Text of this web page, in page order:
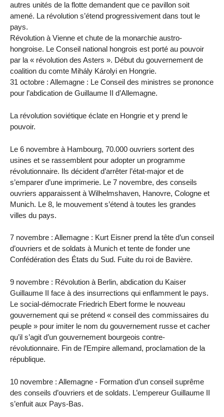
autres unités de la flotte demandent que ce pavillon soit
amené. La révolution s’étend progressivement dans tout le
pays.
Révolution à Vienne et chute de la monarchie austro-
hongroise. Le Conseil national hongrois est porté au pouvoir
par la « révolution des Asters ». Début du gouvernement de
coalition du comte Mihály Károlyi en Hongrie.
31 octobre : Allemagne : Le Conseil des ministres se prononce
pour l’abdication de Guillaume II d’Allemagne.
La révolution soviétique éclate en Hongrie et y prend le
pouvoir.
Le 6 novembre à Hambourg, 70.000 ouvriers sortent des
usines et se rassemblent pour adopter un programme
révolutionnaire. Ils décident d’arrêter l’état-major et de
s’emparer d’une imprimerie. Le 7 novembre, des conseils
ouvriers apparaissent à Wilhelmshaven, Hanovre, Cologne et
Munich. Le 8, le mouvement s’étend à toutes les grandes
villes du pays.
7 novembre : Allemagne : Kurt Eisner prend la tête d’un conseil
d’ouvriers et de soldats à Munich et tente de fonder une
Confédération des États du Sud. Fuite du roi de Bavière.
9 novembre : Révolution à Berlin, abdication du Kaiser
Guillaume II face à des insurrections qui enflamment le pays.
Le social-démocrate Friedrich Ebert forme le nouveau
gouvernement qui se prétend « conseil des commissaires du
peuple » pour imiter le nom du gouvernement russe et cacher
qu’il s’agit d’un gouvernement bourgeois contre-
révolutionnaire. Fin de l’Empire allemand, proclamation de la
république.
10 novembre : Allemagne - Formation d’un conseil suprême
des conseils d’ouvriers et de soldats. L’empereur Guillaume II
s’enfuit aux Pays-Bas.